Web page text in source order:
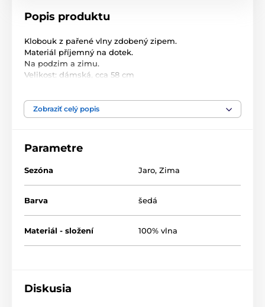
Popis produktu
Klobouk z pařené vlny zdobený zipem.
Materiál příjemný na dotek.
Na podzim a zimu.
Velikost: dámská, cca 58 cm
Velikost: univerzální dámská
Složení: 100% vlna
Zobraziť celý popis
Parametre
Sezóna Jaro, Zima
Barva šedá
Materiál - složení 100% vlna
Diskusia